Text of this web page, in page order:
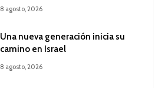
8 agosto, 2026
Una nueva generación inicia su
camino en Israel
8 agosto, 2026